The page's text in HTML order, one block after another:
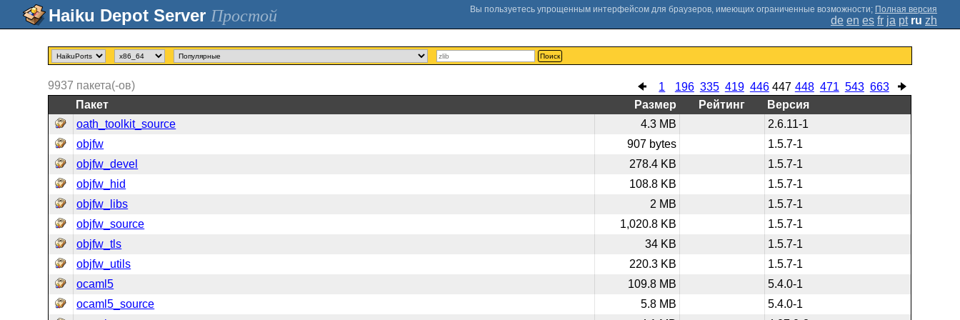
Простой ; Полная версия
de en es fr ja pt ru zh
Поиск
1 196 335 419 446 447 448 471 543 663
9937 пакета(-ов)
Пакет
Размер Рейтинг
Версия
oath_toolkit_source
4.3 MB
2.6.11-1
objfw
907 bytes
1.5.7-1
objfw_devel
278.4 KB
1.5.7-1
objfw_hid
108.8 KB
1.5.7-1
objfw_libs
2 MB
1.5.7-1
objfw_source
1,020.8 KB
1.5.7-1
objfw_tls
34 KB
1.5.7-1
objfw_utils
220.3 KB
1.5.7-1
ocaml5
109.8 MB
5.4.0-1
ocaml5_source
5.8 MB
5.4.0-1